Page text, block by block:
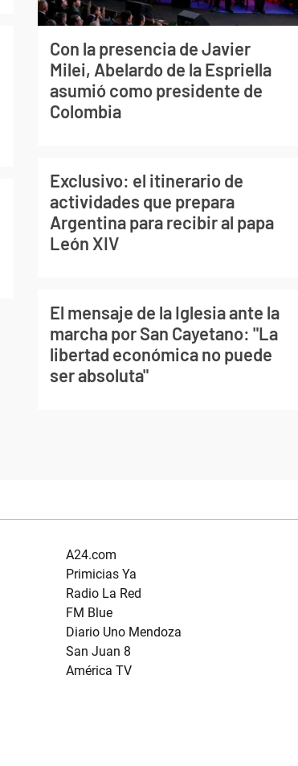
Con la presencia de Javier
Milei, Abelardo de la Espriella
asumió como presidente de
Colombia
Exclusivo: el itinerario de
actividades que prepara
Argentina para recibir al papa
León XIV
El mensaje de la Iglesia ante la
marcha por San Cayetano: "La
libertad económica no puede
ser absoluta"
A24.com
Primicias Ya
Radio La Red
FM Blue
Diario Uno Mendoza
San Juan 8
América TV